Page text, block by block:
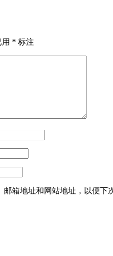
* 标注
箱地址和网站地址，以便下